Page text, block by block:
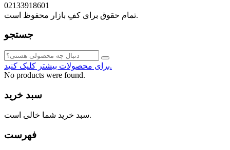
02133918601
تمام حقوق برای کفِ بازار محفوظ است.
جستجو
برای محصولات بیشتر کلیک کنید.
No products were found.
سبد خرید
سبد خرید شما خالی است.
فهرست